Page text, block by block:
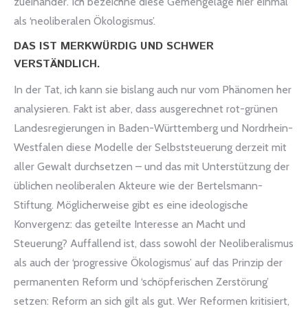
als ‘neoliberalen Ökologismus’.
DAS IST MERKWÜRDIG UND SCHWER
VERSTÄNDLICH.
In der Tat, ich kann sie bislang auch nur vom Phänomen her
analysieren. Fakt ist aber, dass ausgerechnet rot-grünen
Landesregierungen in Baden-Württemberg und Nordrhein-
Westfalen diese Modelle der Selbststeuerung derzeit mit
aller Gewalt durchsetzen – und das mit Unterstützung der
üblichen neoliberalen Akteure wie der Bertelsmann-
Stiftung. Möglicherweise gibt es eine ideologische
Konvergenz: das geteilte Interesse an Macht und
Steuerung? Auffallend ist, dass sowohl der Neoliberalismus
als auch der ‘progressive Ökologismus’ auf das Prinzip der
permanenten Reform und ‘schöpferischen Zerstörung’
setzen: Reform an sich gilt als gut. Wer Reformen kritisiert,